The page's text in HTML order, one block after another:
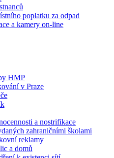
poplatku za odpad
a kamery on-line
HMP
v Praze
a nostrifikace
zahraničními školami
reklamy
a domů